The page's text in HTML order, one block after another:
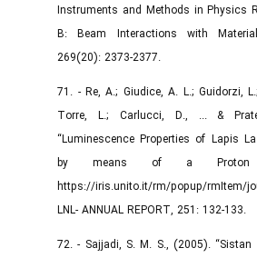
Instruments and Methods in Physics
B: Beam Interactions with
269(20): 2373-2377.‌
71. - Re, A.; Giudice, A. L.; Guidorzi,
Torre, L.; Carlucci, D., ... &
“Luminescence Properties of Lapis
by means of a Proton
https://iris.unito.it/rm/popup/
LNL- ANNUAL REPORT, 251: 132-133.
72. - Sajjadi, S. M. S., (2005).